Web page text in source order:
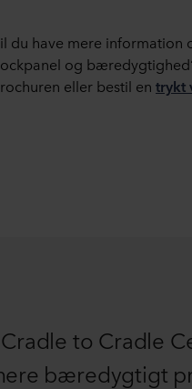
du have mere information
og
eller bestil en trykt
to Cradle
bæredygtigt